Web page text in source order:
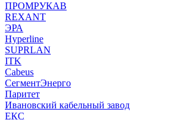
ПРОМРУКАВ
REXANT
ЭРА
Hyperline
SUPRLAN
ITK
Cabeus
СегментЭнерго
Паритет
Ивановский кабельный завод
ЕКС